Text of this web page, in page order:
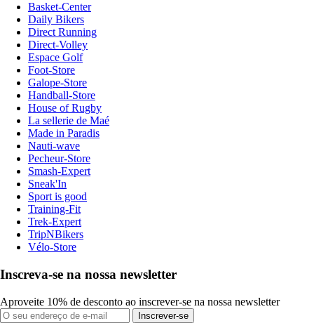
Basket-Center
Daily Bikers
Direct Running
Direct-Volley
Espace Golf
Foot-Store
Galope-Store
Handball-Store
House of Rugby
La sellerie de Maé
Made in Paradis
Nauti-wave
Pecheur-Store
Smash-Expert
Sneak'In
Sport is good
Training-Fit
Trek-Expert
TripNBikers
Vélo-Store
Inscreva-se na nossa newsletter
Aproveite 10% de desconto ao inscrever-se na nossa newsletter
Inscrever-se